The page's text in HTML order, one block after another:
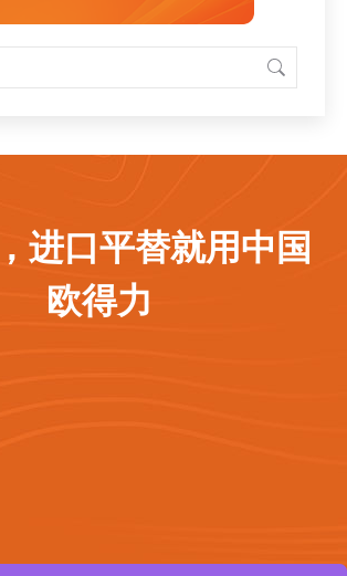
进口平替就用中国
欧得力